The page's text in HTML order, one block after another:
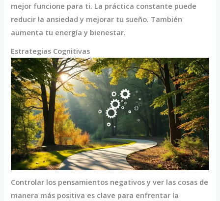
mejor funcione para ti. La práctica constante puede
reducir la ansiedad y mejorar tu sueño. También
aumenta tu energía y bienestar.
Estrategias Cognitivas
Controlar los pensamientos negativos y ver las cosas de
manera más positiva es clave para enfrentar la